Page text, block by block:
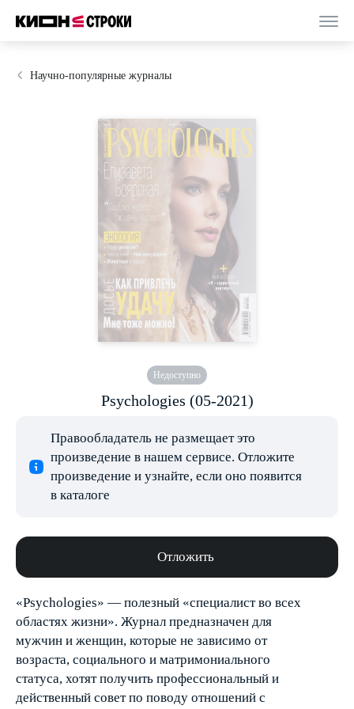
Научно-популярные журналы
Недоступно
Psychologies (05-2021)
Правообладатель не размещает это
произведение в нашем сервисе. Отложите
произведение и узнайте, если оно появится
в каталоге
Отложить
«Psychologies» — полезный «специалист во всех
областях жизни». Журнал предназначен для
мужчин и женщин, которые не зависимо от
возраста, социального и матримониального
статуса, хотят получить профессиональный и
действенный совет по поводу отношений с